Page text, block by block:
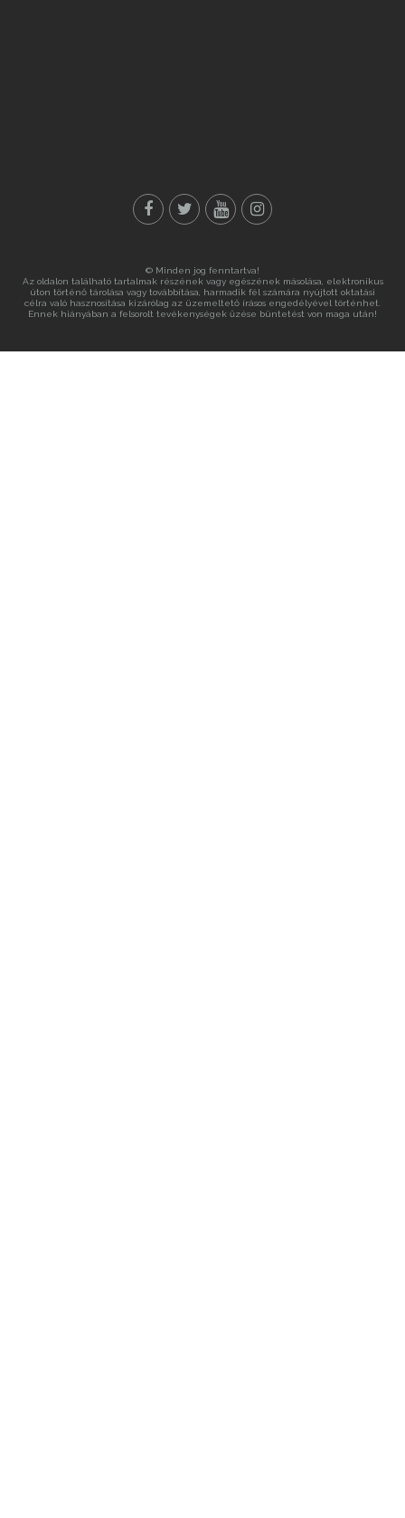
© Minden jog fenntartva!
Az oldalon található tartalmak részének vagy egészének másolása, elektronikus
úton történő tárolása vagy továbbítása, harmadik fél számára nyújtott oktatási
célra való hasznosítása kizárólag az üzemeltető írásos engedélyével történhet.
Ennek hiányában a felsorolt tevékenységek űzése büntetést von maga után!